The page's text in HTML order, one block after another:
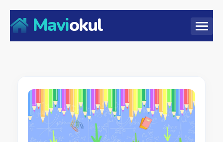
Maviokul